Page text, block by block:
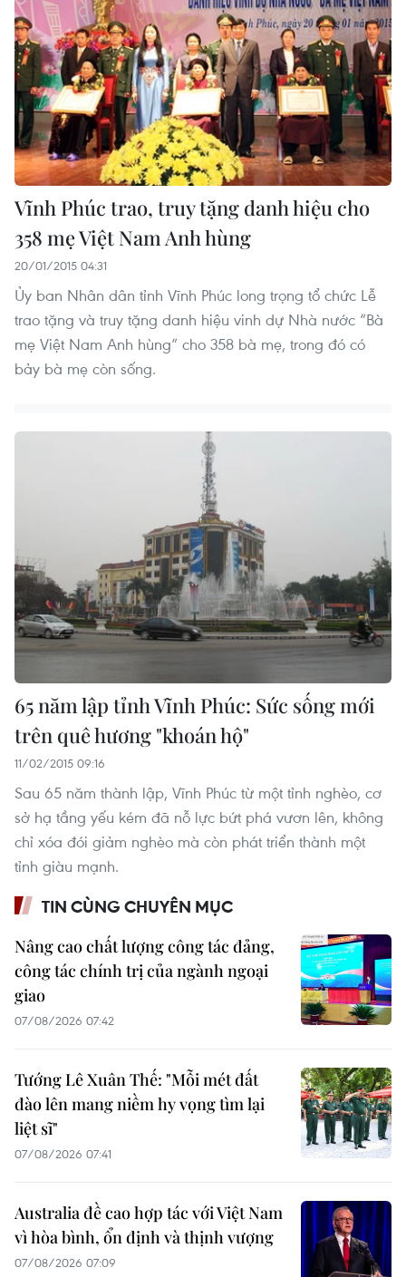
Vĩnh Phúc trao, truy tặng danh hiệu cho
358 mẹ Việt Nam Anh hùng
20/01/2015 04:31
Ủy ban Nhân dân tỉnh Vĩnh Phúc long trọng tổ chức Lễ
trao tặng và truy tặng danh hiệu vinh dự Nhà nước “Bà
mẹ Việt Nam Anh hùng” cho 358 bà mẹ, trong đó có
bảy bà mẹ còn sống.
65 năm lập tỉnh Vĩnh Phúc: Sức sống mới
trên quê hương "khoán hộ"
11/02/2015 09:16
Sau 65 năm thành lập, Vĩnh Phúc từ một tỉnh nghèo, cơ
sở hạ tầng yếu kém đã nỗ lực bứt phá vươn lên, không
chỉ xóa đói giảm nghèo mà còn phát triển thành một
tỉnh giàu mạnh.
TIN CÙNG CHUYÊN MỤC
Nâng cao chất lượng công tác đảng,
công tác chính trị của ngành ngoại
giao
07/08/2026 07:42
Tướng Lê Xuân Thế: "Mỗi mét đất
đào lên mang niềm hy vọng tìm lại
liệt sĩ"
07/08/2026 07:41
Australia đề cao hợp tác với Việt Nam
vì hòa bình, ổn định và thịnh vượng
07/08/2026 07:09